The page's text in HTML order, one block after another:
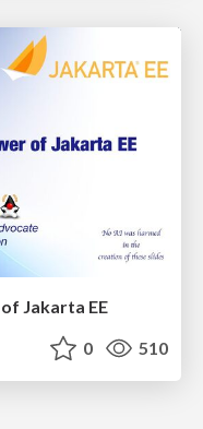
Jakarta EE
0 510